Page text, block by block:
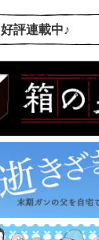
好評連載中♪